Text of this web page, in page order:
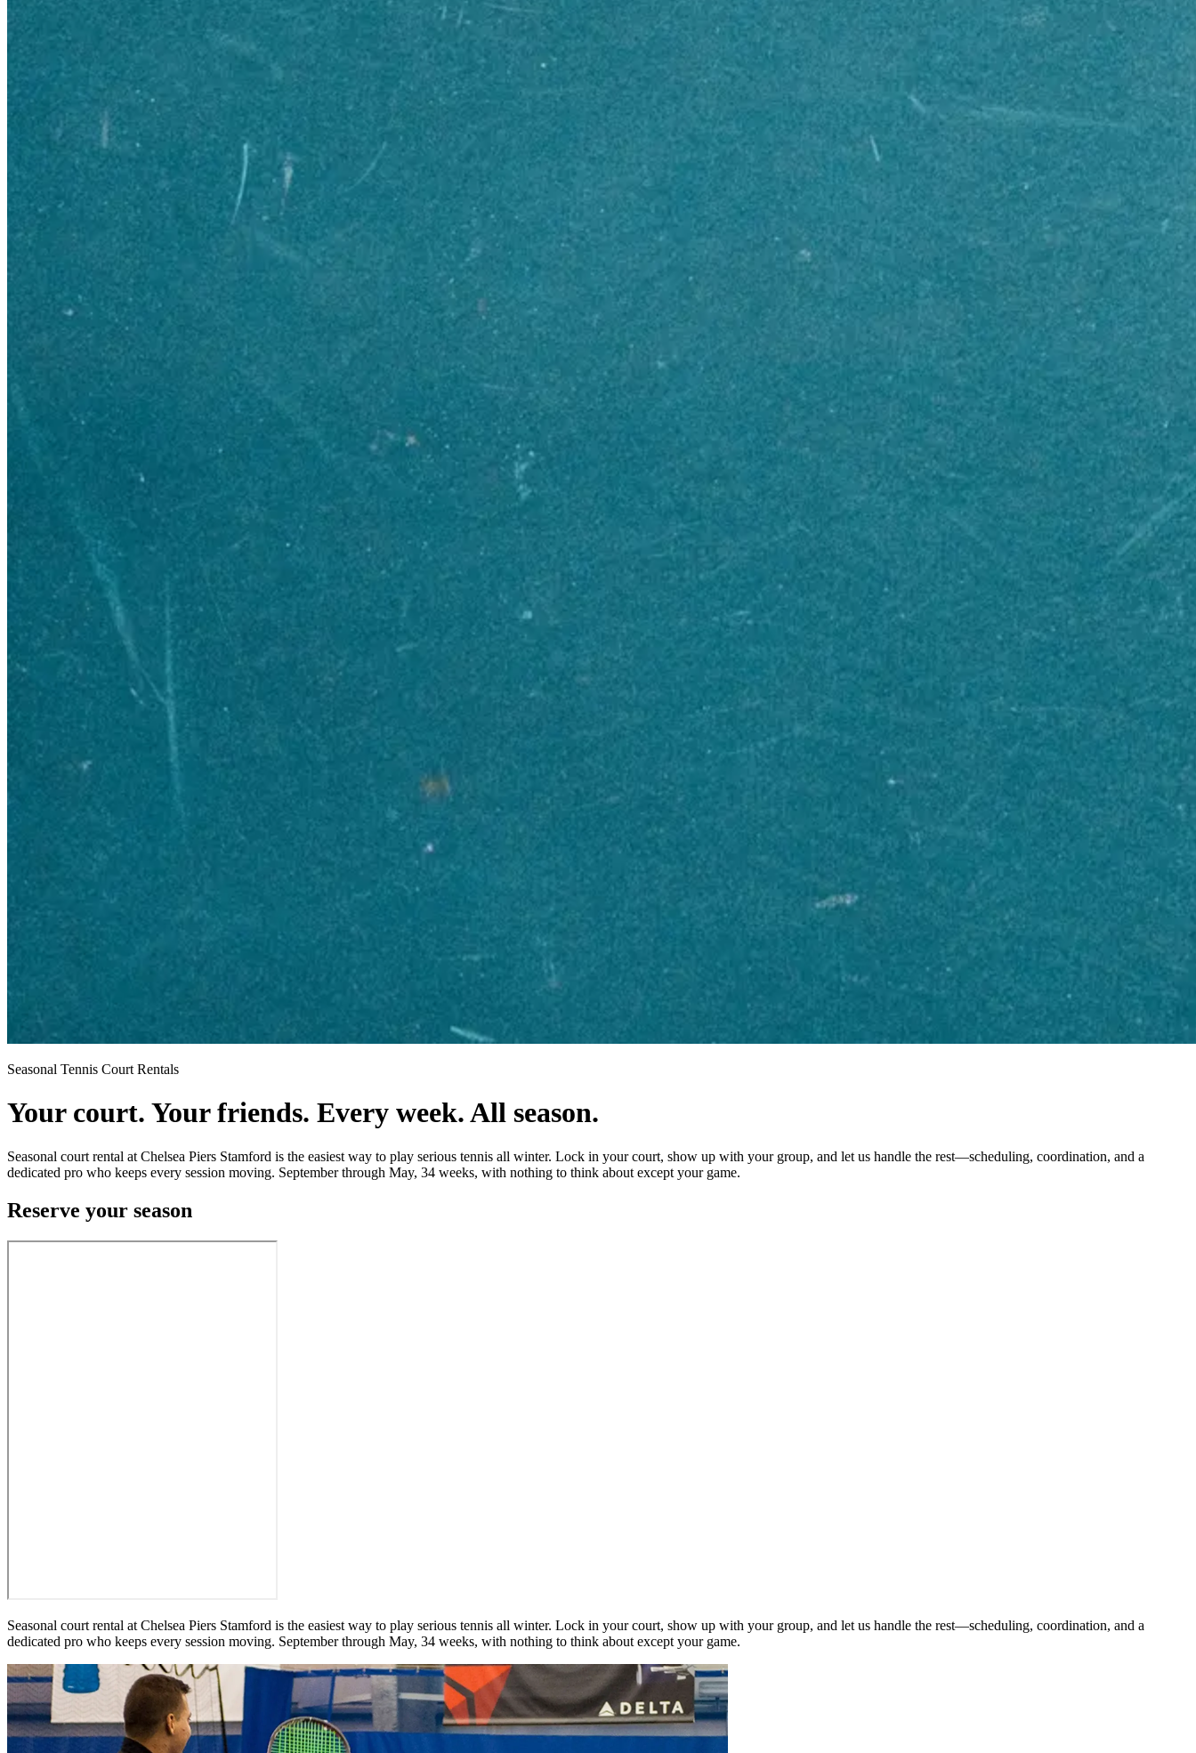
Seasonal Tennis Court Rentals​​​​‌ ‍ ​‍​‍‌‍ ‌ ​‍‌‍‍‌‌‍‌ ‌‍‍‌‌‍ ‍​‍​‍​ ‍‍​‍​‍‌ ​ ‌‍​‌‌‍ ‍‌‍‍‌‌ ‌​‌ ‍‌​‍ ‍‌‍‍‌‌‍ ​‍​‍​‍ ​​‍​‍‌‍‍​‌ ​‍‌‍‌‌‌‍‌‍​‍​‍​ ‍‍​‍​‍‌‍‍​‌ ‌​‌ ‌​‌ ​​‌ ​ ​ ‍‍​‍ ​‍ ‌‍​ ‌‍‍​‌‍‌‌‌‍ ​‌ ​ ‌‍‌‌‌‍​‌‌ ​​‌‍‍‌‌‍‌‌‌ ​‍‌ ​ ​‍ ‍‌ ​ ‌‍​‌‌‍ ‍‌‍‍‌‌ ‌​‌ ‍‌​‍ ‍‌ ​ ‌ ‌​‌ ‌‌‌‍‌​‌‍‍‌‌‍ ​‍ ‌‍‍‌‌‍ ‍‌ ‌​‌‍‌‌‌‍ ‍‌ ‌​​‍ ‌‍‌‌‌‍‌​‌‍‍‌‌ ‌​​‍ ‌‍ ‌‌‍ ‌‍‌​‌‍‌‌​ ‌‌ ​​‌ ​‍‌‍‌‌‌ ​ ‌‍‌‌‌‍ ‍‌ ‌​‌‍​‌‌ ‌​‌‍‍‌‌‍ ‌‍ ‍​ ‍ ‌‍‍‌‌‍‌​​ ‌‌‍​‍‌‍​ ‌‍‌‍​ ‍‌​ ‍‌‌‍‌‌​ ​ ​ ‍​​‍ ‌​ ‌ ​ ‌ ‌‍‌‌​ ‌ ​‍ ‌​ ‌​​ ‌​​ ​ ​ ​ ​‍ ‌‌‍​‌​ ​ ​ ‍‌‌‍‌​​‍ ‌​ ‍​‌‍‌​​ ​ ​ ‍‌​ ‍​​ ​​​ ​‍​ ‌‍‌‍​ ​ ​‍‌‍​ ‌‍‌‌​ ‍ ‌ ‌​‌ ‍‌‌ ​​‌‍‌‌​ ‌‌ ‌‍‌‍‌‌‌‍ ‍‌ ‌‌‌‍‌‌‌‌​ ‌‍ ​‌ ‌‌‌‍‌ ‌‌​​‌‍​‌‌‍‌ ‌‍‌‌​ ‍ ‌ ​​‌‍​‌‌ ‌​‌‍‍​​ ‌‌ ​​‌‍​‌‌‍‌ ‌‍‌‌‌​​‍‌ ‌‌‌‍‍‌‌‍ ​‌‍‌​‌‍‌‌‌ ​‍​‍‌‌​ ‌‌‌​​‍‌‌ ‌‍‍ ‌‍‌‌‌ ‍‌​‍‌‌​ ​ ‌​‌​​‍‌‌​ ​ ‌​‌​​‍‌‌​ ​‍​ ​‍‌‍‌​​ ‍‌​ ‌‌​ ‍‌‌‍​‍​ ‌‍​ ​‍​ ‌ ​ ‌ ‌‍‌‍​ ​‍​ ‍​​‍‌‌​ ​‍​ ​‍​‍‌‌​ ‌‌‌​‌​​‍ ‍‌‍‌‌‌ ‍‌‌‍‌‌‌‍​‍‌ ​‍‌‍ ‌ ‌ ​‍‌‌​ ‌‌‌​​‍‌‌ ‌‍‍ ‌‍‌‌‌ ‍‌​‍‌‌​ ​ ‌​‌​​‍‌‌​ ​ ‌​‌​​‍‌‌​ ​‍​ ​‍​ ​​‌‍‌‌‌‍​‍​ ‍‌‌‍​‌​ ‌​​ ​‍‌‍‌​​ ‌‍​ ​‌‌‍​‌‌‍​‌​‍‌‌​ ​‍​ ​‍​‍‌‌​ ‌‌‌​‌​​‍ ‍‌‍​ ‌‍‍​‌‍‍‌‌‍ ​‌‍‌​‌ ​‍‌‍‌‌‌‍ ‍​‍‌‌​ ‌‌‌​​‍‌‌ ‌‍‍ ‌‍‌‌‌ ‍‌​‍‌‌​ ​ ‌​‌​​‍‌‌​ ​ ‌​‌​​‍‌‌​ ​‍​ ​‍​ ‌ ​ ‌‌‌‍‌‌​ ‌​‌‍‌‍‌‍‌‍​ ​‍​ ‍‌​ ​‍‌‍​‍‌‍​‌​ ​‍​‍‌‌​ ​‍​ ​‍​‍‌‌​ ‌‌‌​‌​​‍ ‍‌ ‌​‌‍‌‌‌ ‍​‌ ‌​​ ‌‍​‍‌‍​‌‌ ​ ‌‍‌‌‌‌‌‌‌ ​‍‌‍ ​​ ‌‌‍‍​‌ ‌​‌ ‌​‌ ​​‌ ​ ​‍‌‌​ ​ ‌​​‌​‍‌‌​ ​‍‌​‌‍​‍‌‌​ ​‍‌​‌‍‌‍​ ‌‍‍​‌‍‌‌‌‍ ​‌ ​ ‌‍‌‌‌‍​‌‌ ​​‌‍‍‌‌‍‌‌‌ ​‍‌ ​ ​‍ ‍‌ ​ ‌‍​‌‌‍ ‍‌‍‍‌‌ ‌​‌ ‍‌​‍ ‍‌ ​ ‌ ‌​‌ ‌‌‌‍‌​‌‍‍‌‌‍ ​‍‌‍‌‍‍‌‌‍‌​​ ‌‌‍​‍‌‍​ ‌‍‌‍​ ‍‌​ ‍‌‌‍‌‌​ ​ ​ ‍​​‍ ‌​ ‌ ​ ‌ ‌‍‌‌​ ‌ ​‍ ‌​ ‌​​ ‌​​ ​ ​ ​ ​‍ ‌‌‍​‌​ ​ ​ ‍‌‌‍‌​​‍ ‌​ ‍​‌‍‌​​ ​ ​ ‍‌​ ‍​​ ​​​ ​‍​ ‌‍‌‍​ ​ ​‍‌‍​ ‌‍‌‌​‍‌‍‌ ‌​‌ ‍‌‌ ​​‌‍‌‌​ ‌‌ ‌‍‌‍‌‌‌‍ ‍‌ ‌‌‌‍‌‌‌‌​ ‌‍ ​‌ ‌‌‌‍‌ ‌‌​​‌‍​‌‌‍‌ ‌‍‌‌​‍‌‍‌ ​​‌‍​‌‌ ‌​‌‍‍​​ ‌‌ ​​‌‍​‌‌‍‌ ‌‍‌‌‌​​‍‌ ‌‌‌‍‍‌‌‍ ​‌‍‌​‌‍‌‌‌ ​‍​‍‌‌​ ‌‌‌​​‍‌‌ ‌‍‍ ‌‍‌‌‌ ‍‌​‍‌‌​ ​ ‌​‌​​‍‌‌​ ​ ‌​‌​​‍‌‌​ ​‍​ ​‍‌‍‌​​ ‍‌​ ‌‌​ ‍‌‌‍​‍​ ‌‍​ ​‍​ ‌ ​ ‌ ‌‍‌‍​ ​‍​ ‍​​‍‌‌​ ​‍​ ​‍​‍‌‌​ ‌‌‌​‌​​‍ ‍‌‍‌‌‌ ‍‌‌‍‌‌‌‍​‍‌ ​‍‌‍ ‌ ‌ ​‍‌‌​ ‌‌‌​​‍‌‌ ‌‍‍ ‌‍‌‌‌ ‍‌​‍‌‌​ ​ ‌​‌​​‍‌‌​ ​ ‌​‌​​‍‌‌​ ​‍​ ​‍​ ​​‌‍‌‌‌‍​‍​ ‍‌‌‍​‌​ ‌​​ ​‍‌‍‌​​ ‌‍​ ​‌‌‍​‌‌‍​‌​‍‌‌​ ​‍​ ​‍​‍‌‌​ ‌‌‌​‌​​‍ ‍‌‍​ ‌‍‍​‌‍‍‌‌‍ ​‌‍‌​‌ ​‍‌‍‌‌‌‍ ‍​‍‌‌​ ‌‌‌​​‍‌‌ ‌‍‍ ‌‍‌‌‌ ‍‌​‍‌‌​ ​ ‌​‌​​‍‌‌​ ​ ‌​‌​​‍‌‌​ ​‍​ ​‍​ ‌ ​ ‌‌‌‍‌‌​ ‌​‌‍‌‍‌‍‌‍​ ​‍​ ‍‌​ ​‍‌‍​‍‌‍​‌​ ​‍​‍‌‌​ ​‍​ ​‍​‍‌‌​ ‌‌‌​‌​​‍ ‍‌ ‌​‌‍‌‌‌ ‍​‌ ‌​​‍‌‍‌ ​​‌‍‌‌‌ ​‍‌ ​ ‌ ​​‌‍‌‌‌‍​ ‌ ‌​‌‍‍‌‌ ‌‍‌‍‌‌​ ‌‌ ​​‌ ‌‌‌‍​‍‌‍ ​‌‍‍‌‌ ​ ‌‍‍​‌‍‌‌‌‍‌​​‍​‍‌ ‌
Your court. Your friends. Every week. All season.​​​​‌ ‍ ​‍​‍‌‍ ‌ ​‍‌‍‍‌‌‍‌ ‌‍‍‌‌‍ ‍​‍​‍​ ‍‍​‍​‍‌ ​ ‌‍​‌‌‍ ‍‌‍‍‌‌ ‌​‌ ‍‌​‍ ‍‌‍‍‌‌‍ ​‍​‍​‍ ​​‍​‍‌‍‍​‌ ​‍‌‍‌‌‌‍‌‍​‍​‍​ ‍‍​‍​‍‌‍‍​‌ ‌​‌ ‌​‌ ​​‌ ​ ​ ‍‍​‍ ​‍ ‌‍​ ‌‍‍​‌‍‌‌‌‍ ​‌ ​ ‌‍‌‌‌‍​‌‌ ​​‌‍‍‌‌‍‌‌‌ ​‍‌ ​ ​‍ ‍‌ ​ ‌‍​‌‌‍ ‍‌‍‍‌‌ ‌​‌ ‍‌​‍ ‍‌ ​ ‌ ‌​‌ ‌‌‌‍‌​‌‍‍‌‌‍ ​‍ ‌‍‍‌‌‍ ‍‌ ‌​‌‍‌‌‌‍ ‍‌ ‌​​‍ ‌‍‌‌‌‍‌​‌‍‍‌‌ ‌​​‍ ‌‍ ‌‌‍ ‌‍‌​‌‍‌‌​ ‌‌ ​​‌ ​‍‌‍‌‌‌ ​ ‌‍‌‌‌‍ ‍‌ ‌​‌‍​‌‌ ‌​‌‍‍‌‌‍ ‌‍ ‍​ ‍ ‌‍‍‌‌‍‌​​ ‌‌‍​‍‌‍​ ‌‍‌‍​ ‍‌​ ‍‌‌‍‌‌​ ​ ​ ‍​​‍ ‌​ ‌ ​ ‌ ‌‍‌‌​ ‌ ​‍ ‌​ ‌​​ ‌​​ ​ ​ ​ ​‍ ‌‌‍​‌​ ​ ​ ‍‌‌‍‌​​‍ ‌​ ‍​‌‍‌​​ ​ ​ ‍‌​ ‍​​ ​​​ ​‍​ ‌‍‌‍​ ​ ​‍‌‍​ ‌‍‌‌​ ‍ ‌ ‌​‌ ‍‌‌ ​​‌‍‌‌​ ‌‌ ‌‍‌‍‌‌‌‍ ‍‌ ‌‌‌‍‌‌‌‌​ ‌‍ ​‌ ‌‌‌‍‌ ‌‌​​‌‍​‌‌‍‌ ‌‍‌‌​ ‍ ‌ ​​‌‍​‌‌ ‌​‌‍‍​​ ‌‌ ​​‌‍​‌‌‍‌ ‌‍‌‌‌​​‍‌ ‌‌‌‍‍‌‌‍ ​‌‍‌​‌‍‌‌‌ ​‍​‍‌‌​ ‌‌‌​​‍‌‌ ‌‍‍ ‌‍‌‌‌ ‍‌​‍‌‌​ ​ ‌​‌​​‍‌‌​ ​ ‌​‌​​‍‌‌​ ​‍​ ​‍‌‍‌​​ ‍‌​ ‌‌​ ‍‌‌‍​‍​ ‌‍​ ​‍​ ‌ ​ ‌ ‌‍‌‍​ ​‍​ ‍​​‍‌‌​ ​‍​ ​‍​‍‌‌​ ‌‌‌​‌​​‍ ‍‌‍‍​‌‍‌‌‌‍​‌‌‍‌​‌‍ ​‌‍‍‌‌‍ ‍‌‍‌‌​ ‌‍​‍‌‍​‌‌ ​ ‌‍‌‌‌‌‌‌‌ ​‍‌‍ ​​ ‌‌‍‍​‌ ‌​‌ ‌​‌ ​​‌ ​ ​‍‌‌​ ​ ‌​​‌​‍‌‌​ ​‍‌​‌‍​‍‌‌​ ​‍‌​‌‍‌‍​ ‌‍‍​‌‍‌‌‌‍ ​‌ ​ ‌‍‌‌‌‍​‌‌ ​​‌‍‍‌‌‍‌‌‌ ​‍‌ ​ ​‍ ‍‌ ​ ‌‍​‌‌‍ ‍‌‍‍‌‌ ‌​‌ ‍‌​‍ ‍‌ ​ ‌ ‌​‌ ‌‌‌‍‌​‌‍‍‌‌‍ ​‍‌‍‌‍‍‌‌‍‌​​ ‌‌‍​‍‌‍​ ‌‍‌‍​ ‍‌​ ‍‌‌‍‌‌​ ​ ​ ‍​​‍ ‌​ ‌ ​ ‌ ‌‍‌‌​ ‌ ​‍ ‌​ ‌​​ ‌​​ ​ ​ ​ ​‍ ‌‌‍​‌​ ​ ​ ‍‌‌‍‌​​‍ ‌​ ‍​‌‍‌​​ ​ ​ ‍‌​ ‍​​ ​​​ ​‍​ ‌‍‌‍​ ​ ​‍‌‍​ ‌‍‌‌​‍‌‍‌ ‌​‌ ‍‌‌ ​​‌‍‌‌​ ‌‌ ‌‍‌‍‌‌‌‍ ‍‌ ‌‌‌‍‌‌‌‌​ ‌‍ ​‌ ‌‌‌‍‌ ‌‌​​‌‍​‌‌‍‌ ‌‍‌‌​‍‌‍‌ ​​‌‍​‌‌ ‌​‌‍‍​​ ‌‌ ​​‌‍​‌‌‍‌ ‌‍‌‌‌​​‍‌ ‌‌‌‍‍‌‌‍ ​‌‍‌​‌‍‌‌‌ ​‍​‍‌‌​ ‌‌‌​​‍‌‌ ‌‍‍ ‌‍‌‌‌ ‍‌​‍‌‌​ ​ ‌​‌​​‍‌‌​ ​ ‌​‌​​‍‌‌​ ​‍​ ​‍‌‍‌​​ ‍‌​ ‌‌​ ‍‌‌‍​‍​ ‌‍​ ​‍​ ‌ ​ ‌ ‌‍‌‍​ ​‍​ ‍​​‍‌‌​ ​‍​ ​‍​‍‌‌​ ‌‌‌​‌​​‍ ‍‌‍‍​‌‍‌‌‌‍​‌‌‍‌​‌‍ ​‌‍‍‌‌‍ ‍‌‍‌‌​‍‌‍‌ ​​‌‍‌‌‌ ​‍‌ ​ ‌ ​​‌‍‌‌‌‍​ ‌ ‌​‌‍‍‌‌ ‌‍‌‍‌‌​ ‌‌ ​​‌ ‌‌‌‍​‍‌‍ ​‌‍‍‌‌ ​ ‌‍‍​‌‍‌‌‌‍‌​​‍​‍‌ ‌
Seasonal court rental at Chelsea Piers Stamford is the easiest way to play serious tennis all winter. Lock in your court, show up with your group, and let us handle the rest—scheduling, coordination, and a
dedicated pro who keeps every session moving. September through May, 34 weeks, with nothing to think about except your game.​​​​‌ ‍ ​‍​‍‌‍ ‌ ​‍‌‍‍‌‌‍‌ ‌‍‍‌‌‍ ‍​‍​‍​ ‍‍​‍​‍‌ ​ ‌‍​‌‌‍ ‍‌‍‍‌‌ ‌​‌ ‍‌​‍ ‍‌‍‍‌‌‍ ​‍​‍​‍ ​​‍​‍‌‍‍​‌ ​‍‌‍‌‌‌‍‌‍​‍​‍​ ‍‍​‍​‍‌‍‍​‌ ‌​‌ ‌​‌ ​​‌ ​ ​ ‍‍​‍ ​‍ ‌‍​ ‌‍‍​‌‍‌‌‌‍ ​‌ ​ ‌‍‌‌‌‍​‌‌ ​​‌‍‍‌‌‍‌‌‌ ​‍‌ ​ ​‍ ‍‌ ​ ‌‍​‌‌‍ ‍‌‍‍‌‌ ‌​‌ ‍‌​‍ ‍‌ ​ ‌ ‌​‌ ‌‌‌‍‌​‌‍‍‌‌‍ ​‍ ‌‍‍‌‌‍ ‍‌ ‌​‌‍‌‌‌‍ ‍‌ ‌​​‍ ‌‍‌‌‌‍‌​‌‍‍‌‌ ‌​​‍ ‌‍ ‌‌‍ ‌‍‌​‌‍‌‌​ ‌‌ ​​‌ ​‍‌‍‌‌‌ ​ ‌‍‌‌‌‍ ‍‌ ‌​‌‍​‌‌ ‌​‌‍‍‌‌‍ ‌‍ ‍​ ‍ ‌‍‍‌‌‍‌​​ ‌‌‍​‍‌‍​ ‌‍‌‍​ ‍‌​ ‍‌‌‍‌‌​ ​ ​ ‍​​‍ ‌​ ‌ ​ ‌ ‌‍‌‌​ ‌ ​‍ ‌​ ‌​​ ‌​​ ​ ​ ​ ​‍ ‌‌‍​‌​ ​ ​ ‍‌‌‍‌​​‍ ‌​ ‍​‌‍‌​​ ​ ​ ‍‌​ ‍​​ ​​​ ​‍​ ‌‍‌‍​ ​ ​‍‌‍​ ‌‍‌‌​ ‍ ‌ ‌​‌ ‍‌‌ ​​‌‍‌‌​ ‌‌ ‌‍‌‍‌‌‌‍ ‍‌ ‌‌‌‍‌‌‌‌​ ‌‍ ​‌ ‌‌‌‍‌ ‌‌​​‌‍​‌‌‍‌ ‌‍‌‌​ ‍ ‌ ​​‌‍​‌‌ ‌​‌‍‍​​ ‌‌ ​​‌‍​‌‌‍‌ ‌‍‌‌‌​​‍‌ ‌‌‌‍‍‌‌‍ ​‌‍‌​‌‍‌‌‌ ​‍​‍‌‌​ ‌‌‌​​‍‌‌ ‌‍‍ ‌‍‌‌‌ ‍‌​‍‌‌​ ​ ‌​‌​​‍‌‌​ ​ ‌​‌​​‍‌‌​ ​‍​ ​‍‌‍‌​​ ‍‌​ ‌‌​ ‍‌‌‍​‍​ ‌‍​ ​‍​ ‌ ​ ‌ ‌‍‌‍​ ​‍​ ‍​​‍‌‌​ ​‍​ ​‍​‍‌‌​ ‌‌‌​‌​​‍ ‍‌ ​‍‌‍‍‌‌‍​ ‌‍‍​‌‌​ ‌ ‌‌‌‍​‍‌ ‌​‌‍‍‌‌ ‌​‌‍ ​‌‍‌‌​‍‌‌​ ‌‌‌​​‍‌‌ ‌‍‍ ‌‍‌‌‌ ‍‌​‍‌‌​ ​ ‌​‌​​‍‌‌​ ​ ‌​‌​​‍‌‌​ ​‍​ ​‍​ ‍​​ ‌‌​ ​‍​ ​‍​ ‍‌​ ​ ‌‍​‍​ ‌​‌‍‌‌‌‍​ ​ ‌‍‌‍​‌​‍‌‌​ ​‍​ ​‍​‍‌‌​ ‌‌‌​‌​​‍ ‍‌‍​ ‌‍‍​‌‍‍‌‌‍ ​‌‍‌​‌ ​‍‌‍‌‌‌‍ ‍​‍‌‌​ ‌‌‌​​‍‌‌ ‌‍‍ ‌‍‌‌‌ ‍‌​‍‌‌​ ​ ‌​‌​​‍‌‌​ ​ ‌​‌​​‍‌‌​ ​‍​ ​‍‌‍​‍​ ​​​ ‍‌‌‍​‍​ ‍‌‌‍​ ​ ​‍​ ‌‌‌‍​ ​ ‌ ​ ‌​​ ‌ ​‍‌‌​ ​‍​ ​‍​‍‌‌​ ‌‌‌​‌​​‍ ‍‌ ‌​‌‍‌‌‌ ‍​‌ ‌​​ ‌‍​‍‌‍​‌‌ ​ ‌‍‌‌‌‌‌‌‌ ​‍‌‍ ​​ ‌‌‍‍​‌ ‌​‌ ‌​‌ ​​‌ ​ ​‍‌‌​ ​ ‌​​‌​‍‌‌​ ​‍‌​‌‍​‍‌‌​ ​‍‌​‌‍‌‍​ ‌‍‍​‌‍‌‌‌‍ ​‌ ​ ‌‍‌‌‌‍​‌‌ ​​‌‍‍‌‌‍‌‌‌ ​‍‌ ​ ​‍ ‍‌ ​ ‌‍​‌‌‍ ‍‌‍‍‌‌ ‌​‌ ‍‌​‍ ‍‌ ​ ‌ ‌​‌ ‌‌‌‍‌​‌‍‍‌‌‍ ​‍‌‍‌‍‍‌‌‍‌​​ ‌‌‍​‍‌‍​ ‌‍‌‍​ ‍‌​ ‍‌‌‍‌‌​ ​ ​ ‍​​‍ ‌​ ‌ ​ ‌ ‌‍‌‌​ ‌ ​‍ ‌​ ‌​​ ‌​​ ​ ​ ​ ​‍ ‌‌‍​‌​ ​ ​ ‍‌‌‍‌​​‍ ‌​ ‍​‌‍‌​​ ​ ​ ‍‌​ ‍​​ ​​​ ​‍​ ‌‍‌‍​ ​ ​‍‌‍​ ‌‍‌‌​‍‌‍‌ ‌​‌ ‍‌‌ ​​‌‍‌‌​ ‌‌ ‌‍‌‍‌‌‌‍ ‍‌ ‌‌‌‍‌‌‌‌​ ‌‍ ​‌ ‌‌‌‍‌ ‌‌​​‌‍​‌‌‍‌ ‌‍‌‌​‍‌‍‌ ​​‌‍​‌‌ ‌​‌‍‍​​ ‌‌ ​​‌‍​‌‌‍‌ ‌‍‌‌‌​​‍‌ ‌‌‌‍‍‌‌‍ ​‌‍‌​‌‍‌‌‌ ​‍​‍‌‌​ ‌‌‌​​‍‌‌ ‌‍‍ ‌‍‌‌‌ ‍‌​‍‌‌​ ​ ‌​‌​​‍‌‌​ ​ ‌​‌​​‍‌‌​ ​‍​ ​‍‌‍‌​​ ‍‌​ ‌‌​ ‍‌‌‍​‍​ ‌‍​ ​‍​ ‌ ​ ‌ ‌‍‌‍​ ​‍​ ‍​​‍‌‌​ ​‍​ ​‍​‍‌‌​ ‌‌‌​‌​​‍ ‍‌ ​‍‌‍‍‌‌‍​ ‌‍‍​‌‌​ ‌ ‌‌‌‍​‍‌ ‌​‌‍‍‌‌ ‌​‌‍ ​‌‍‌‌​‍‌‌​ ‌‌‌​​‍‌‌ ‌‍‍ ‌‍‌‌‌ ‍‌​‍‌‌​ ​ ‌​‌​​‍‌‌​ ​ ‌​‌​​‍‌‌​ ​‍​ ​‍​ ‍​​ ‌‌​ ​‍​ ​‍​ ‍‌​ ​ ‌‍​‍​ ‌​‌‍‌‌‌‍​ ​ ‌‍‌‍​‌​‍‌‌​ ​‍​ ​‍​‍‌‌​ ‌‌‌​‌​​‍ ‍‌‍​ ‌‍‍​‌‍‍‌‌‍ ​‌‍‌​‌ ​‍‌‍‌‌‌‍ ‍​‍‌‌​ ‌‌‌​​‍‌‌ ‌‍‍ ‌‍‌‌‌ ‍‌​‍‌‌​ ​ ‌​‌​​‍‌‌​ ​ ‌​‌​​‍‌‌​ ​‍​ ​‍‌‍​‍​ ​​​ ‍‌‌‍​‍​ ‍‌‌‍​ ​ ​‍​ ‌‌‌‍​ ​ ‌ ​ ‌​​ ‌ ​‍‌‌​ ​‍​ ​‍​‍‌‌​ ‌‌‌​‌​​‍ ‍‌ ‌​‌‍‌‌‌ ‍​‌ ‌​​‍‌‍‌ ​​‌‍‌‌‌ ​‍‌ ​ ‌ ​​‌‍‌‌‌‍​ ‌ ‌​‌‍‍‌‌ ‌‍‌‍‌‌​ ‌‌ ​​‌ ‌‌‌‍​‍‌‍ ​‌‍‍‌‌ ​ ‌‍‍​‌‍‌‌‌‍‌​​‍​‍‌ ‌
Reserve your season​​​​‌ ‍ ​‍​‍‌‍ ‌ ​‍‌‍‍‌‌‍‌ ‌‍‍‌‌‍ ‍​‍​‍​ ‍‍​‍​‍‌ ​ ‌‍​‌‌‍ ‍‌‍‍‌‌ ‌​‌ ‍‌​‍ ‍‌‍‍‌‌‍ ​‍​‍​‍ ​​‍​‍‌‍‍​‌ ​‍‌‍‌‌‌‍‌‍​‍​‍​ ‍‍​‍​‍‌‍‍​‌ ‌​‌ ‌​‌ ​​‌ ​ ​ ‍‍​‍ ​‍ ‌‍​ ‌‍‍​‌‍‌‌‌‍ ​‌ ​ ‌‍‌‌‌‍​‌‌ ​​‌‍‍‌‌‍‌‌‌ ​‍‌ ​ ​‍ ‍‌ ​ ‌‍​‌‌‍ ‍‌‍‍‌‌ ‌​‌ ‍‌​‍ ‍‌ ​ ‌ ‌​‌ ‌‌‌‍‌​‌‍‍‌‌‍ ​‍ ‌‍‍‌‌‍ ‍‌ ‌​‌‍‌‌‌‍ ‍‌ ‌​​‍ ‌‍‌‌‌‍‌​‌‍‍‌‌ ‌​​‍ ‌‍ ‌‌‍ ‌‍‌​‌‍‌‌​ ‌‌ ​​‌ ​‍‌‍‌‌‌ ​ ‌‍‌‌‌‍ ‍‌ ‌​‌‍​‌‌ ‌​‌‍‍‌‌‍ ‌‍ ‍​ ‍ ‌‍‍‌‌‍‌​​ ‌‌‍​‍‌‍​ ‌‍‌‍​ ‍‌​ ‍‌‌‍‌‌​ ​ ​ ‍​​‍ ‌​ ‌ ​ ‌ ‌‍‌‌​ ‌ ​‍ ‌​ ‌​​ ‌​​ ​ ​ ​ ​‍ ‌‌‍​‌​ ​ ​ ‍‌‌‍‌​​‍ ‌​ ‍​‌‍‌​​ ​ ​ ‍‌​ ‍​​ ​​​ ​‍​ ‌‍‌‍​ ​ ​‍‌‍​ ‌‍‌‌​ ‍ ‌ ‌​‌ ‍‌‌ ​​‌‍‌‌​ ‌‌ ‌‍‌‍‌‌‌‍ ‍‌ ‌‌‌‍‌‌‌‌​ ‌‍ ​‌ ‌‌‌‍‌ ‌‌​​‌‍​‌‌‍‌ ‌‍‌‌​ ‍ ‌ ​​‌‍​‌‌ ‌​‌‍‍​​ ‌‌ ​​‌‍​‌‌‍‌ ‌‍‌‌‌​​‍‌ ‌‌‌‍‍‌‌‍ ​‌‍‌​‌‍‌‌‌ ​‍​‍‌‌​ ‌‌‌​​‍‌‌ ‌‍‍ ‌‍‌‌‌ ‍‌​‍‌‌​ ​ ‌​‌​​‍‌‌​ ​ ‌​‌​​‍‌‌​ ​‍​ ​‍‌‍‌​​ ‍‌​ ‌‌​ ‍‌‌‍​‍​ ‌‍​ ​‍​ ‌ ​ ‌ ‌‍‌‍​ ​‍​ ‍​​‍‌‌​ ​‍​ ​‍​‍‌‌​ ‌‌‌​‌​​‍ ‍‌‍‌‍‌‍ ‌ ​‍‌‍ ‌‌‌‌​‌‍‍‌‌ ‌​‌‍ ​‌‍‌‌​ ‌‍​‍‌‍​‌‌ ​ ‌‍‌‌‌‌‌‌‌ ​‍‌‍ ​​ ‌‌‍‍​‌ ‌​‌ ‌​‌ ​​‌ ​ ​‍‌‌​ ​ ‌​​‌​‍‌‌​ ​‍‌​‌‍​‍‌‌​ ​‍‌​‌‍‌‍​ ‌‍‍​‌‍‌‌‌‍ ​‌ ​ ‌‍‌‌‌‍​‌‌ ​​‌‍‍‌‌‍‌‌‌ ​‍‌ ​ ​‍ ‍‌ ​ ‌‍​‌‌‍ ‍‌‍‍‌‌ ‌​‌ ‍‌​‍ ‍‌ ​ ‌ ‌​‌ ‌‌‌‍‌​‌‍‍‌‌‍ ​‍‌‍‌‍‍‌‌‍‌​​ ‌‌‍​‍‌‍​ ‌‍‌‍​ ‍‌​ ‍‌‌‍‌‌​ ​ ​ ‍​​‍ ‌​ ‌ ​ ‌ ‌‍‌‌​ ‌ ​‍ ‌​ ‌​​ ‌​​ ​ ​ ​ ​‍ ‌‌‍​‌​ ​ ​ ‍‌‌‍‌​​‍ ‌​ ‍​‌‍‌​​ ​ ​ ‍‌​ ‍​​ ​​​ ​‍​ ‌‍‌‍​ ​ ​‍‌‍​ ‌‍‌‌​‍‌‍‌ ‌​‌ ‍‌‌ ​​‌‍‌‌​ ‌‌ ‌‍‌‍‌‌‌‍ ‍‌ ‌‌‌‍‌‌‌‌​ ‌‍ ​‌ ‌‌‌‍‌ ‌‌​​‌‍​‌‌‍‌ ‌‍‌‌​‍‌‍‌ ​​‌‍​‌‌ ‌​‌‍‍​​ ‌‌ ​​‌‍​‌‌‍‌ ‌‍‌‌‌​​‍‌ ‌‌‌‍‍‌‌‍ ​‌‍‌​‌‍‌‌‌ ​‍​‍‌‌​ ‌‌‌​​‍‌‌ ‌‍‍ ‌‍‌‌‌ ‍‌​‍‌‌​ ​ ‌​‌​​‍‌‌​ ​ ‌​‌​​‍‌‌​ ​‍​ ​‍‌‍‌​​ ‍‌​ ‌‌​ ‍‌‌‍​‍​ ‌‍​ ​‍​ ‌ ​ ‌ ‌‍‌‍​ ​‍​ ‍​​‍‌‌​ ​‍​ ​‍​‍‌‌​ ‌‌‌​‌​​‍ ‍‌‍‌‍‌‍ ‌ ​‍‌‍ ‌‌‌‌​‌‍‍‌‌ ‌​‌‍ ​‌‍‌‌​‍‌‍‌ ​​‌‍‌‌‌ ​‍‌ ​ ‌ ​​‌‍‌‌‌‍​ ‌ ‌​‌‍‍‌‌ ‌‍‌‍‌‌​ ‌‌ ​​‌ ‌‌‌‍​‍‌‍ ​‌‍‍‌‌ ​ ‌‍‍​‌‍‌‌‌‍‌​​‍​‍‌ ‌
Seasonal court rental at Chelsea Piers Stamford is the easiest way to play serious tennis all winter. Lock in your court, show up with your group, and let us handle the rest—scheduling, coordination, and a
dedicated pro who keeps every session moving. September through May, 34 weeks, with nothing to think about except your game.​​​​‌ ‍ ​‍​‍‌‍ ‌ ​‍‌‍‍‌‌‍‌ ‌‍‍‌‌‍ ‍​‍​‍​ ‍‍​‍​‍‌ ​ ‌‍​‌‌‍ ‍‌‍‍‌‌ ‌​‌ ‍‌​‍ ‍‌‍‍‌‌‍ ​‍​‍​‍ ​​‍​‍‌‍‍​‌ ​‍‌‍‌‌‌‍‌‍​‍​‍​ ‍‍​‍​‍‌‍‍​‌ ‌​‌ ‌​‌ ​​‌ ​ ​ ‍‍​‍ ​‍ ‌‍​ ‌‍‍​‌‍‌‌‌‍ ​‌ ​ ‌‍‌‌‌‍​‌‌ ​​‌‍‍‌‌‍‌‌‌ ​‍‌ ​ ​‍ ‍‌ ​ ‌‍​‌‌‍ ‍‌‍‍‌‌ ‌​‌ ‍‌​‍ ‍‌ ​ ‌ ‌​‌ ‌‌‌‍‌​‌‍‍‌‌‍ ​‍ ‌‍‍‌‌‍ ‍‌ ‌​‌‍‌‌‌‍ ‍‌ ‌​​‍ ‌‍‌‌‌‍‌​‌‍‍‌‌ ‌​​‍ ‌‍ ‌‌‍ ‌‍‌​‌‍‌‌​ ‌‌ ​​‌ ​‍‌‍‌‌‌ ​ ‌‍‌‌‌‍ ‍‌ ‌​‌‍​‌‌ ‌​‌‍‍‌‌‍ ‌‍ ‍​ ‍ ‌‍‍‌‌‍‌​​ ‌‌‍​‍‌‍​ ‌‍‌‍​ ‍‌​ ‍‌‌‍‌‌​ ​ ​ ‍​​‍ ‌​ ‌ ​ ‌ ‌‍‌‌​ ‌ ​‍ ‌​ ‌​​ ‌​​ ​ ​ ​ ​‍ ‌‌‍​‌​ ​ ​ ‍‌‌‍‌​​‍ ‌​ ‍​‌‍‌​​ ​ ​ ‍‌​ ‍​​ ​​​ ​‍​ ‌‍‌‍​ ​ ​‍‌‍​ ‌‍‌‌​ ‍ ‌ ‌​‌ ‍‌‌ ​​‌‍‌‌​ ‌‌ ‌‍‌‍‌‌‌‍ ‍‌ ‌‌‌‍‌‌‌‌​ ‌‍ ​‌ ‌‌‌‍‌ ‌‌​​‌‍​‌‌‍‌ ‌‍‌‌​ ‍ ‌ ​​‌‍​‌‌ ‌​‌‍‍​​ ‌‌ ​​‌‍​‌‌‍‌ ‌‍‌‌‌​​‍‌ ‌‌‌‍‍‌‌‍ ​‌‍‌​‌‍‌‌‌ ​‍​‍‌‌​ ‌‌‌​​‍‌‌ ‌‍‍ ‌‍‌‌‌ ‍‌​‍‌‌​ ​ ‌​‌​​‍‌‌​ ​ ‌​‌​​‍‌‌​ ​‍​ ​‍‌‍‌​​ ‍‌​ ‌‌​ ‍‌‌‍​‍​ ‌‍​ ​‍​ ‌ ​ ‌ ‌‍‌‍​ ​‍​ ‍​​‍‌‌​ ​‍​ ​‍​‍‌‌​ ‌‌‌​‌​​‍ ‍‌ ​‍‌‍‍‌‌‍​ ‌‍‍​‌‌​ ‌ ‌‌‌‍​‍‌ ‌​‌‍‍‌‌ ‌​‌‍ ​‌‍‌‌​‍‌‌​ ‌‌‌​​‍‌‌ ‌‍‍ ‌‍‌‌‌ ‍‌​‍‌‌​ ​ ‌​‌​​‍‌‌​ ​ ‌​‌​​‍‌‌​ ​‍​ ​‍​ ‍​​ ‌‌​ ​‍​ ​‍​ ‍‌​ ​ ‌‍​‍​ ‌​‌‍‌‌‌‍​ ​ ‌‍‌‍​‌​‍‌‌​ ​‍​ ​‍​‍‌‌​ ‌‌‌​‌​​‍ ‍‌‍​ ‌‍‍​‌‍‍‌‌‍ ​‌‍‌​‌ ​‍‌‍‌‌‌‍ ‍​‍‌‌​ ‌‌‌​​‍‌‌ ‌‍‍ ‌‍‌‌‌ ‍‌​‍‌‌​ ​ ‌​‌​​‍‌‌​ ​ ‌​‌​​‍‌‌​ ​‍​ ​‍‌‍​‍​ ​​​ ‍‌‌‍​‍​ ‍‌‌‍​ ​ ​‍​ ‌‌‌‍​ ​ ‌ ​ ‌​​ ‌ ​‍‌‌​ ​‍​ ​‍​‍‌‌​ ‌‌‌​‌​​‍ ‍‌ ‌​‌‍‌‌‌ ‍​‌ ‌​​ ‌‍​‍‌‍​‌‌ ​ ‌‍‌‌‌‌‌‌‌ ​‍‌‍ ​​ ‌‌‍‍​‌ ‌​‌ ‌​‌ ​​‌ ​ ​‍‌‌​ ​ ‌​​‌​‍‌‌​ ​‍‌​‌‍​‍‌‌​ ​‍‌​‌‍‌‍​ ‌‍‍​‌‍‌‌‌‍ ​‌ ​ ‌‍‌‌‌‍​‌‌ ​​‌‍‍‌‌‍‌‌‌ ​‍‌ ​ ​‍ ‍‌ ​ ‌‍​‌‌‍ ‍‌‍‍‌‌ ‌​‌ ‍‌​‍ ‍‌ ​ ‌ ‌​‌ ‌‌‌‍‌​‌‍‍‌‌‍ ​‍‌‍‌‍‍‌‌‍‌​​ ‌‌‍​‍‌‍​ ‌‍‌‍​ ‍‌​ ‍‌‌‍‌‌​ ​ ​ ‍​​‍ ‌​ ‌ ​ ‌ ‌‍‌‌​ ‌ ​‍ ‌​ ‌​​ ‌​​ ​ ​ ​ ​‍ ‌‌‍​‌​ ​ ​ ‍‌‌‍‌​​‍ ‌​ ‍​‌‍‌​​ ​ ​ ‍‌​ ‍​​ ​​​ ​‍​ ‌‍‌‍​ ​ ​‍‌‍​ ‌‍‌‌​‍‌‍‌ ‌​‌ ‍‌‌ ​​‌‍‌‌​ ‌‌ ‌‍‌‍‌‌‌‍ ‍‌ ‌‌‌‍‌‌‌‌​ ‌‍ ​‌ ‌‌‌‍‌ ‌‌​​‌‍​‌‌‍‌ ‌‍‌‌​‍‌‍‌ ​​‌‍​‌‌ ‌​‌‍‍​​ ‌‌ ​​‌‍​‌‌‍‌ ‌‍‌‌‌​​‍‌ ‌‌‌‍‍‌‌‍ ​‌‍‌​‌‍‌‌‌ ​‍​‍‌‌​ ‌‌‌​​‍‌‌ ‌‍‍ ‌‍‌‌‌ ‍‌​‍‌‌​ ​ ‌​‌​​‍‌‌​ ​ ‌​‌​​‍‌‌​ ​‍​ ​‍‌‍‌​​ ‍‌​ ‌‌​ ‍‌‌‍​‍​ ‌‍​ ​‍​ ‌ ​ ‌ ‌‍‌‍​ ​‍​ ‍​​‍‌‌​ ​‍​ ​‍​‍‌‌​ ‌‌‌​‌​​‍ ‍‌ ​‍‌‍‍‌‌‍​ ‌‍‍​‌‌​ ‌ ‌‌‌‍​‍‌ ‌​‌‍‍‌‌ ‌​‌‍ ​‌‍‌‌​‍‌‌​ ‌‌‌​​‍‌‌ ‌‍‍ ‌‍‌‌‌ ‍‌​‍‌‌​ ​ ‌​‌​​‍‌‌​ ​ ‌​‌​​‍‌‌​ ​‍​ ​‍​ ‍​​ ‌‌​ ​‍​ ​‍​ ‍‌​ ​ ‌‍​‍​ ‌​‌‍‌‌‌‍​ ​ ‌‍‌‍​‌​‍‌‌​ ​‍​ ​‍​‍‌‌​ ‌‌‌​‌​​‍ ‍‌‍​ ‌‍‍​‌‍‍‌‌‍ ​‌‍‌​‌ ​‍‌‍‌‌‌‍ ‍​‍‌‌​ ‌‌‌​​‍‌‌ ‌‍‍ ‌‍‌‌‌ ‍‌​‍‌‌​ ​ ‌​‌​​‍‌‌​ ​ ‌​‌​​‍‌‌​ ​‍​ ​‍‌‍​‍​ ​​​ ‍‌‌‍​‍​ ‍‌‌‍​ ​ ​‍​ ‌‌‌‍​ ​ ‌ ​ ‌​​ ‌ ​‍‌‌​ ​‍​ ​‍​‍‌‌​ ‌‌‌​‌​​‍ ‍‌ ‌​‌‍‌‌‌ ‍​‌ ‌​​‍‌‍‌ ​​‌‍‌‌‌ ​‍‌ ​ ‌ ​​‌‍‌‌‌‍​ ‌ ‌​‌‍‍‌‌ ‌‍‌‍‌‌​ ‌‌ ​​‌ ‌‌‌‍​‍‌‍ ​‌‍‍‌‌ ​ ‌‍‍​‌‍‌‌‌‍‌​​‍​‍‌ ‌